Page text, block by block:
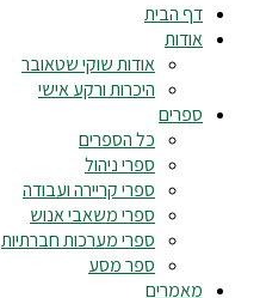
דף הבית
אודות
אודות שוקי שטאובר
היכרות ורקע אישי
ספרים
כל הספרים
ספרי ניהול
ספרי קריירה ועבודה
ספרי משאבי אנוש
ספרי מערכות חברתיות
ספר מסע
מאמרים